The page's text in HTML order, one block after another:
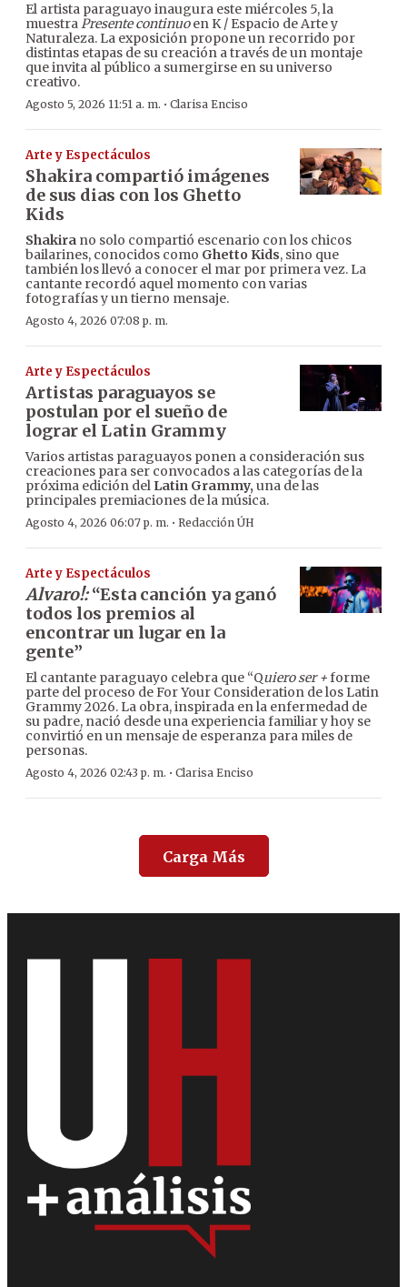
El artista paraguayo inaugura este miércoles 5, la
muestraPresente continuoen K / Espacio de Arte y
Naturaleza. La exposición propone un recorrido por
distintas etapas de su creación a través de un montaje
que invita al público a sumergirse en su universo
creativo.
Agosto 5, 2026 11:51 a. m. · Clarisa Enciso
Arte y Espectáculos
Shakira compartió imágenes
de sus dias con los Ghetto
Kids
Shakira no solo compartió escenario con los chicos
bailarines, conocidos como Ghetto Kids, sino que
también los llevó a conocer el mar por primera vez. La
cantante recordó aquel momento con varias
fotografías y un tierno mensaje.
Agosto 4, 2026 07:08 p. m.
Arte y Espectáculos
Artistas paraguayos se
postulan por el sueño de
lograr el Latin Grammy
Varios artistas paraguayos ponen a consideración sus
creaciones para ser convocados a las categorías de la
próxima edición del Latin Grammy, una de las
principales premiaciones de la música.
Agosto 4, 2026 06:07 p. m. · Redacción ÚH
Arte y Espectáculos
Alvaro!:“Esta canción ya ganó
todos los premios al
encontrar un lugar en la
gente”
El cantante paraguayo celebra que “Quiero ser +forme
parte del proceso de For Your Consideration de los Latin
Grammy 2026. La obra, inspirada en la enfermedad de
su padre, nació desde una experiencia familiar y hoy se
convirtió en un mensaje de esperanza para miles de
personas.
Agosto 4, 2026 02:43 p. m. · Clarisa Enciso
Carga Más